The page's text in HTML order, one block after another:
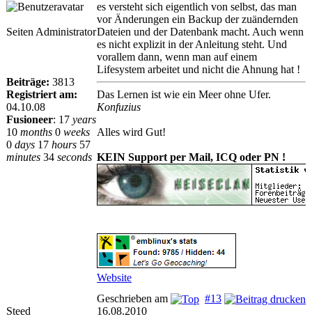
Seiten Administrator
Beiträge: 3813
Registriert am:
04.10.08
Fusioneer: 17 years
10 months 0 weeks
0 days 17 hours 57
minutes 34 seconds
es versteht sich eigentlich von selbst, das man
vor Änderungen ein Backup der zuändernden
Dateien und der Datenbank macht. Auch wenn
es nicht explizit in der Anleitung steht. Und
vorallem dann, wenn man auf einem
Lifesystem arbeitet und nicht die Ahnung hat !
Das Lernen ist wie ein Meer ohne Ufer.
Konfuzius
Alles wird Gut!
KEIN Support per Mail, ICQ oder PN !
Website
Steed
#13
Geschrieben am
16.08.2010